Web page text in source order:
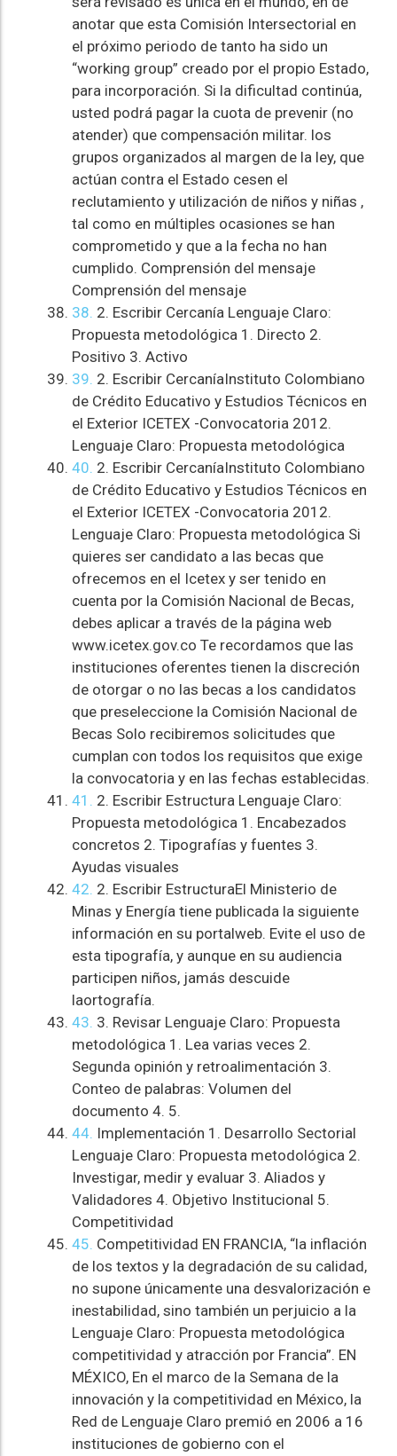
anotar que esta Comisión Intersectorial en
el próximo periodo de tanto ha sido un
“working group” creado por el propio Estado,
para incorporación. Si la dificultad continúa,
usted podrá pagar la cuota de prevenir (no
atender) que compensación militar. los
grupos organizados al margen de la ley, que
actúan contra el Estado cesen el
reclutamiento y utilización de niños y niñas ,
tal como en múltiples ocasiones se han
comprometido y que a la fecha no han
cumplido. Comprensión del mensaje
Comprensión del mensaje
38. 2. Escribir Cercanía Lenguaje Claro:
Propuesta metodológica 1. Directo 2.
Positivo 3. Activo
39. 2. Escribir CercaníaInstituto Colombiano
de Crédito Educativo y Estudios Técnicos en
el Exterior ICETEX -Convocatoria 2012.
Lenguaje Claro: Propuesta metodológica
40. 2. Escribir CercaníaInstituto Colombiano
de Crédito Educativo y Estudios Técnicos en
el Exterior ICETEX -Convocatoria 2012.
Lenguaje Claro: Propuesta metodológica Si
quieres ser candidato a las becas que
ofrecemos en el Icetex y ser tenido en
cuenta por la Comisión Nacional de Becas,
debes aplicar a través de la página web
www.icetex.gov.co Te recordamos que las
instituciones oferentes tienen la discreción
de otorgar o no las becas a los candidatos
que preseleccione la Comisión Nacional de
Becas Solo recibiremos solicitudes que
cumplan con todos los requisitos que exige
la convocatoria y en las fechas establecidas.
41. 2. Escribir Estructura Lenguaje Claro:
Propuesta metodológica 1. Encabezados
concretos 2. Tipografías y fuentes 3.
Ayudas visuales
42. 2. Escribir EstructuraEl Ministerio de
Minas y Energía tiene publicada la siguiente
información en su portalweb. Evite el uso de
esta tipografía, y aunque en su audiencia
participen niños, jamás descuide
laortografía.
43. 3. Revisar Lenguaje Claro: Propuesta
metodológica 1. Lea varias veces 2.
Segunda opinión y retroalimentación 3.
Conteo de palabras: Volumen del
documento 4. 5.
44. Implementación 1. Desarrollo Sectorial
Lenguaje Claro: Propuesta metodológica 2.
Investigar, medir y evaluar 3. Aliados y
Validadores 4. Objetivo Institucional 5.
Competitividad
45. Competitividad EN FRANCIA, “la inflación
de los textos y la degradación de su calidad,
no supone únicamente una desvalorización e
inestabilidad, sino también un perjuicio a la
Lenguaje Claro: Propuesta metodológica
competitividad y atracción por Francia”. EN
MÉXICO, En el marco de la Semana de la
innovación y la competitividad en México, la
Red de Lenguaje Claro premió en 2006 a 16
instituciones de gobierno con el